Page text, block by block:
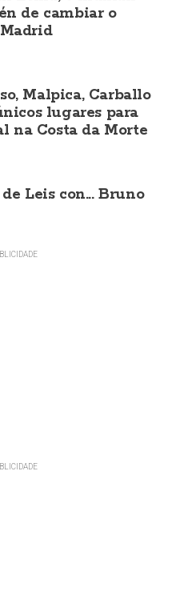
de cambiar o
Malpica, Carballo
lugares para
na Costa da Morte
Leis con... Bruno